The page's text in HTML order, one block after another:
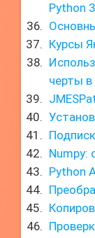
Python
Курсы
черты
Numpy:
Python